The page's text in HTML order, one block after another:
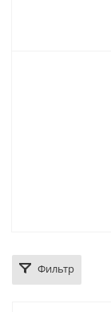
Фильтр